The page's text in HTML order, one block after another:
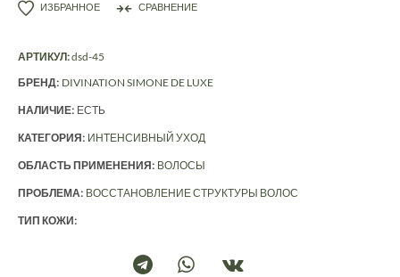
ИЗБРАННОЕ СРАВНЕНИЕ
АРТИКУЛ:dsd-45
БРЕНД: DIVINATION SIMONE DE LUXE
НАЛИЧИЕ: ЕСТЬ
КАТЕГОРИЯ: ИНТЕНСИВНЫЙ УХОД
ОБЛАСТЬ ПРИМЕНЕНИЯ: ВОЛОСЫ
ПРОБЛЕМА: ВОССТАНОВЛЕНИЕ СТРУКТУРЫ ВОЛОС
ТИП КОЖИ: